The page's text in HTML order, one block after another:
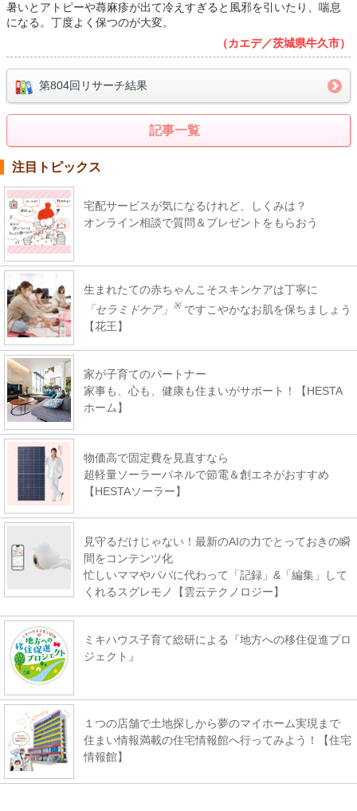
暑いとアトピーや蕁麻疹が出て冷えすぎると風邪を引いたり、喘息
になる。丁度よく保つのが大変。
（カエデ／茨城県牛久市）
第804回リサーチ結果
記事一覧
注目トピックス
宅配サービスが気になるけれど、しくみは？
オンライン相談で質問＆プレゼントをもらおう
生まれたての赤ちゃんこそスキンケアは丁寧に
「セラミドケア」
※ ですこやかなお肌を保ちましょう
【花王】
家が子育てのパートナー
家事も、心も、健康も住まいがサポート！【HESTA
ホーム】
物価高で固定費を見直すなら
超軽量ソーラーパネルで節電＆創エネがおすすめ
【HESTAソーラー】
見守るだけじゃない！最新のAIの力でとっておきの瞬
間をコンテンツ化
忙しいママやパパに代わって「記録」&「編集」して
くれるスグレモノ【雲云テクノロジー】
ミキハウス子育て総研による『地方への移住促進プロ
ジェクト』
１つの店舗で土地探しから夢のマイホーム実現まで
住まい情報満載の住宅情報館へ行ってみよう！【住宅
情報館】